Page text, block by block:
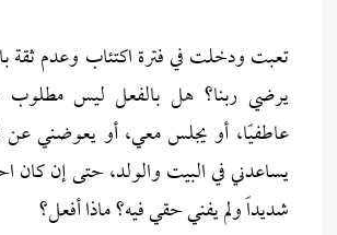
تعبت ودخلت في فترة اكتئاب وعدم ثقة
يرضي ربنا؟ هل بالفعل ليس مطلوب
عاطفيًا، أو يجلس معي، أو يعوضني عن
يساعدني في البيت والولد، حتى إن كان
شديداً ولم يفني حقي فيه؟ ماذا أفعل؟